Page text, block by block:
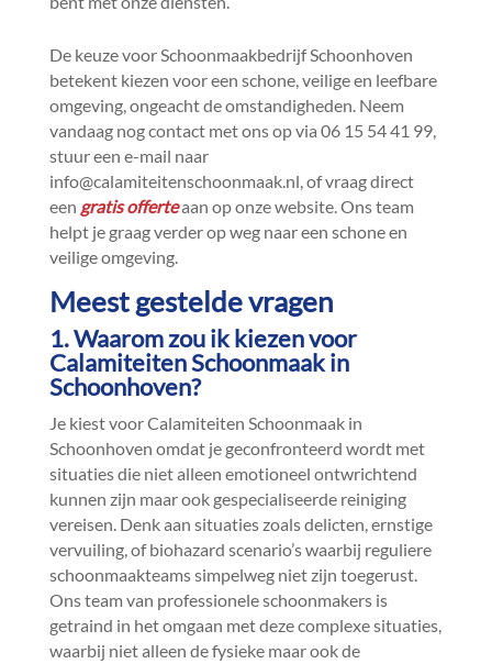
De keuze voor Schoonmaakbedrijf Schoonhoven
betekent kiezen voor een schone, veilige en leefbare
omgeving, ongeacht de omstandigheden.​ Neem
vandaag nog contact met ons op via 06 15 54 41 99,
stuur een e-mail naar
info@calamiteitenschoonmaak.​nl, of vraag direct
een gratis offerteaan op onze website.​ Ons team
helpt je graag verder op weg naar een schone en
veilige omgeving.​
Meest gestelde vragen
1.​ Waarom zou ik kiezen voor
Calamiteiten Schoonmaak in
Schoonhoven?
Je kiest voor Calamiteiten Schoonmaak in
Schoonhoven omdat je geconfronteerd wordt met
situaties die niet alleen emotioneel ontwrichtend
kunnen zijn maar ook gespecialiseerde reiniging
vereisen.​ Denk aan situaties zoals delicten, ernstige
vervuiling, of biohazard scenario’s waarbij reguliere
schoonmaakteams simpelweg niet zijn toegerust.​
Ons team van professionele schoonmakers is
getraind in het omgaan met deze complexe situaties,
waarbij niet alleen de fysieke maar ook de